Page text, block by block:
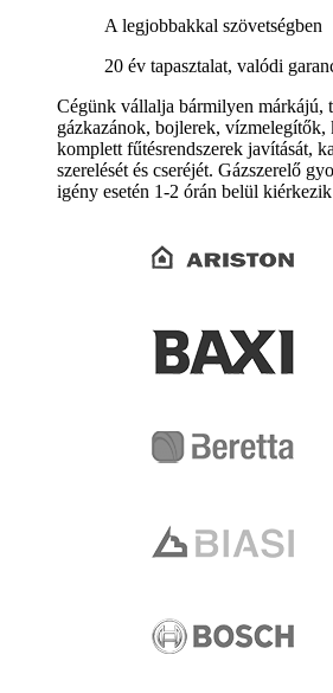
A legjobbakkal szövetségben
20 év tapasztalat, valódi
Cégünk vállalja bármilyen márkájú,
gázkazánok, bojlerek,
komplett fűtésrendszerek javítását,
szerelését és cseréjét. Gázszerelő
igény esetén 1-2 órán belül